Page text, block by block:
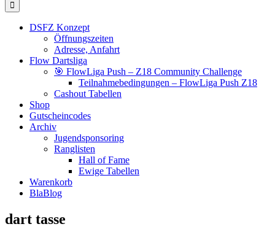
DSFZ Konzept
Öffnungszeiten
Adresse, Anfahrt
Flow Dartsliga
🎯 FlowLiga Push – Z18 Community Challenge
Teilnahmebedingungen – FlowLiga Push Z18
Cashout Tabellen
Shop
Gutscheincodes
Archiv
Jugendsponsoring
Ranglisten
Hall of Fame
Ewige Tabellen
Warenkorb
BlaBlog
dart tasse